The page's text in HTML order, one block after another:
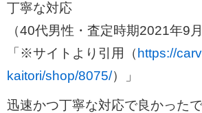
丁寧な対応
（40代男性・査定時期2021年9月
「※サイトより引用（ https://
kaitori/shop/8075/）」
迅速かつ丁寧な対応で良かったで